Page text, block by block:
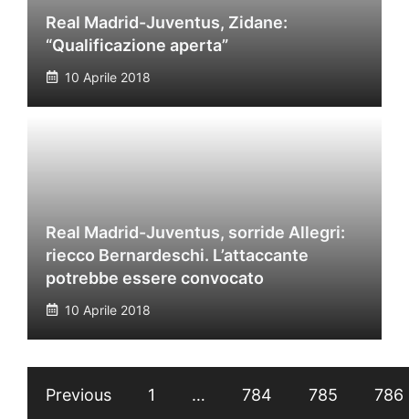
Real Madrid-Juventus, Zidane:
“Qualificazione aperta”
10 Aprile 2018
Real Madrid-Juventus, sorride Allegri:
riecco Bernardeschi. L’attaccante
potrebbe essere convocato
10 Aprile 2018
Previous 1 … 784 785 786